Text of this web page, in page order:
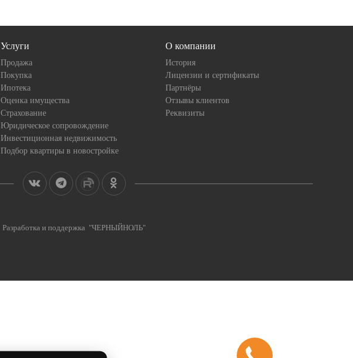
Услуги
Продажа
Покупка
Ипотека
Оценка имущества
Страхование
Юридическое сопровождение
Инвестиционная недвижимость
Подбор квартиры в новостройке
О компании
История
Лицензии и сертификаты
Партнёры
Отзывы клиентов
Реквизиты
Разработка и поддержка "ЧЕРНЫЙНОЛЬ"